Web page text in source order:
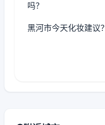
吗？
黑河市今天化妆建议？